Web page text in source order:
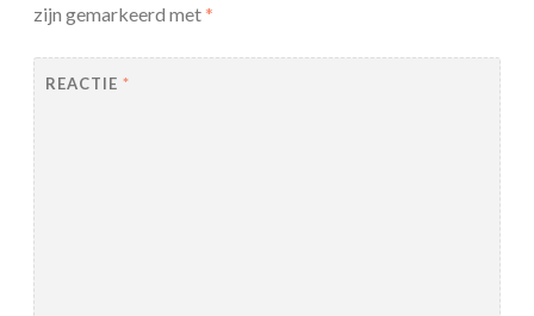
zijn gemarkeerd met*
REACTIE *